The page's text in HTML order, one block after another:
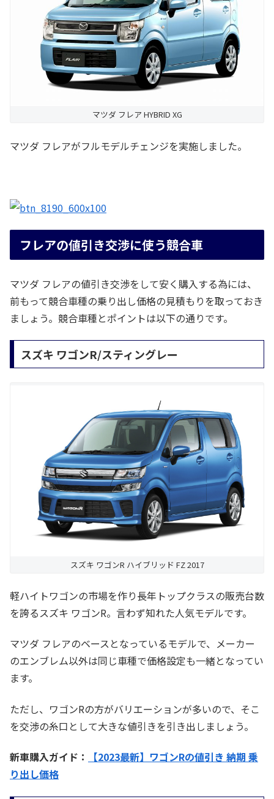
マツダ フレア HYBRID XG
マツダ フレアがフルモデルチェンジを実施しました。
フレアの値引き交渉に使う競合車
マツダ フレアの値引き交渉をして安く購入する為には、
前もって競合車種の乗り出し価格の見積もりを取っておき
ましょう。競合車種とポイントは以下の通りです。
スズキ ワゴンR/スティングレー
スズキ ワゴンR ハイブリッド FZ 2017
軽ハイトワゴンの市場を作り長年トップクラスの販売台数
を誇るスズキ ワゴンR。言わず知れた人気モデルです。
マツダ フレアのベースとなっているモデルで、メーカー
のエンブレム以外は同じ車種で価格設定も一緒となってい
ます。
ただし、ワゴンRの方がバリエーションが多いので、そこ
を交渉の糸口として大きな値引きを引き出しましょう。
新車購入ガイド：
【2023最新】ワゴンRの値引き 納期 乗
り出し価格